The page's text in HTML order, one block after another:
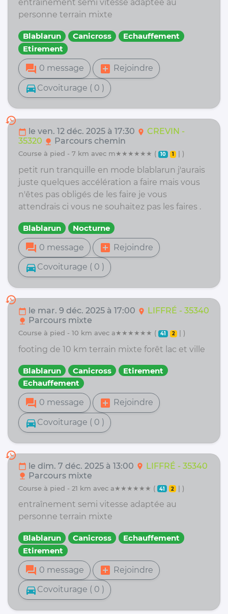
entraînement semi vitesse adaptée au
personne terrain mixte
Blablarun Canicross
Echauffement
Etirement
forum 0 message add_box Rejoindre
directions_car Covoiturage ( 0 )
history
calendar_today le ven. 12 déc. 2025 à 17:30 location_on CREVIN -
35320 nature Parcours chemin
course à pied - 7 km avec m★★★★★★ ( 10 1 | )
petit run tranquille en mode blablarun j'aurais
juste quelques accélération a faire mais vous
n'êtes pas obligés de les faire je vous
attendrais ci vous ne souhaitez pas les faires .
Blablarun Nocturne
forum 0 message add_box Rejoindre
directions_car Covoiturage ( 0 )
history
calendar_today le mar. 9 déc. 2025 à 17:00 location_on LIFFRÉ - 35340
nature Parcours mixte
course à pied - 10 km avec a★★★★★★ ( 41 2 | )
footing de 10 km terrain mixte forêt lac et ville
Blablarun Canicross
Etirement
Echauffement
forum 0 message add_box Rejoindre
directions_car Covoiturage ( 0 )
history
calendar_today le dim. 7 déc. 2025 à 13:00 location_on LIFFRÉ - 35340
nature Parcours mixte
course à pied - 21 km avec a★★★★★★ ( 41 2 | )
entraînement semi vitesse adaptée au
personne terrain mixte
Blablarun Canicross
Echauffement
Etirement
forum 0 message add_box Rejoindre
directions_car Covoiturage ( 0 )